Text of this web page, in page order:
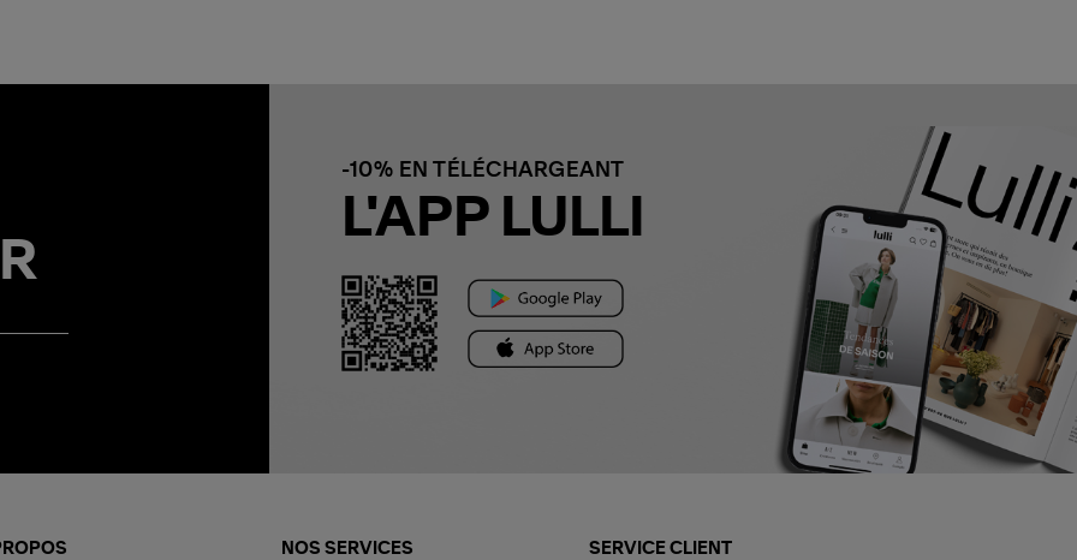
-10% EN TÉLÉCHARGEANT
L'APP LULLI
NOS SERVICES SERVICE CLIENT